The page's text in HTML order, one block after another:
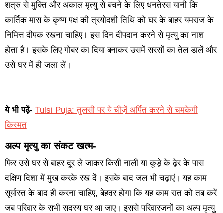
शत्रु से मुक्ति और अकाल मृत्यु से बचने के लिए धनतेरस यानी कि
कार्तिक मास के कृष्ण पक्ष की त्रयोदशी तिथि को घर के बाहर यमराज के
निमित्त दीपक रखना चाहिए। इस दिन दीपदान करने से मृत्यु का नाश
होता है। इसके लिए गोबर का दिया बनाकर उसमें सरसों का तेल डालें और
उसे घर में ही जला लें।
ये भी पढ़ें- Tulsi Puja: तुलसी पर ये चीज़ें अर्पित करने से चमकेगी
किस्मत
अल्प मृत्यु का संकट खत्म-
फिर उसे घर से बाहर दूर ले जाकर किसी नाली या कूड़े के ढ़ेर के पास
दक्षिण दिशा में मुख करके रख दें। इसके बाद जल भी चढ़ाएं। यह काम
सूर्यास्त के बाद ही करना चाहिए, बेहतर होगा कि यह काम रात को तब करें
जब परिवार के सभी सदस्य घर आ जाए। इससे परिवारजनों का अल्प मृत्यु